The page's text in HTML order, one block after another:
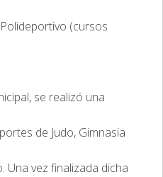
(cursos
se realizó una
de Judo, Gimnasia
Una vez finalizada dicha